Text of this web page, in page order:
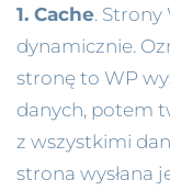
1. Cache. Strony
dynamicznie.
stronę to WP
danych, potem
z wszystkimi
strona wysłana